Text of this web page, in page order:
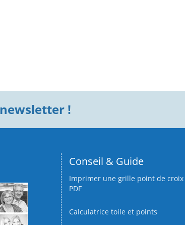
newsletter !
Conseil & Guide
Imprimer une grille point de croix
PDF
Calculatrice toile et points